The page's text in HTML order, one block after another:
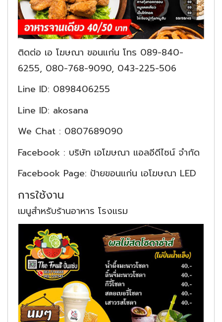
ติดต่อ เอ โฆษณา ขอนแก่น โทร 089-840-
6255, 080-768-9090, 043-225-506
Line ID: 0898406255
Line ID: akosana
We Chat : 0807689090
Facebook : บริษัท เอโฆษณา แอลอีดีไซน์ จำกัด
Facebook Page: ป้ายขอนแก่น เอโฆษณา LED
การใช้งาน
เมนูสำหรับร้านอาหาร โรงแรม